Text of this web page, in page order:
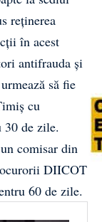
reținerea
în acest
antifrauda și
să fie
cu
30 de zile.
comisar din
DIICOT
60 de zile.